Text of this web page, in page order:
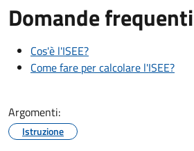
Domande frequenti
Cos'è l'ISEE?
Come fare per calcolare l'ISEE?
Argomenti:
Istruzione